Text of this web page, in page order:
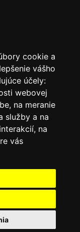
cookie a
vášho
účely:
webovej
, na meranie
služby a na
, na
vás